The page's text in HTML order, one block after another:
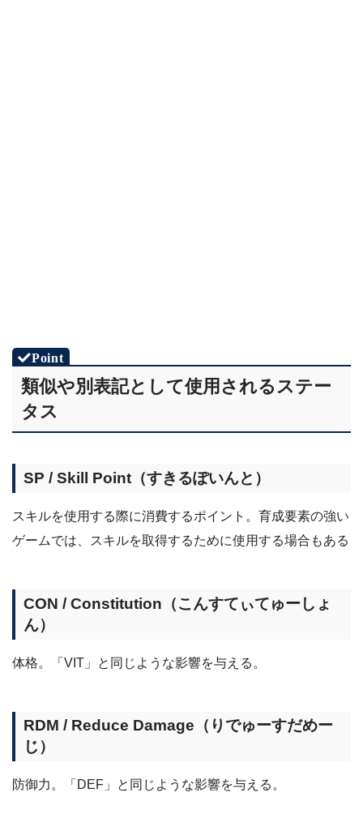
類似や別表記として使用されるステー
タス
SP / Skill Point（すきるぽいんと）
スキルを使用する際に消費するポイント。育成要素の強い
ゲームでは、スキルを取得するために使用する場合もある
CON / Constitution（こんすてぃてゅーしょ
ん）
体格。「VIT」と同じような影響を与える。
RDM / Reduce Damage（りでゅーすだめー
じ）
防御力。「DEF」と同じような影響を与える。